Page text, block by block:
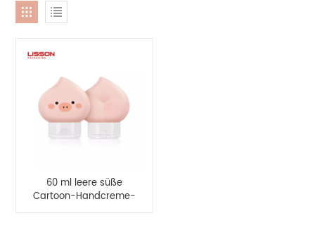
60 ml leere süße
Cartoon-Handcreme-
Flasche aus Kunststoff